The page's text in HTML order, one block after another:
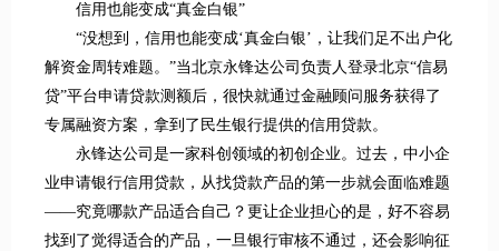
信用也能变成“真金白银”
“没想到，信用也能变成‘真金白银’，让我们足不出户化
解资金周转难题。”当北京永锋达公司负责人登录北京“信易
贷”平台申请贷款测额后，很快就通过金融顾问服务获得了
专属融资方案，拿到了民生银行提供的信用贷款。
永锋达公司是一家科创领域的初创企业。过去，中小企
业申请银行信用贷款，从找贷款产品的第一步就会面临难题
——究竟哪款产品适合自己？更让企业担心的是，好不容易
找到了觉得适合的产品，一旦银行审核不通过，还会影响征